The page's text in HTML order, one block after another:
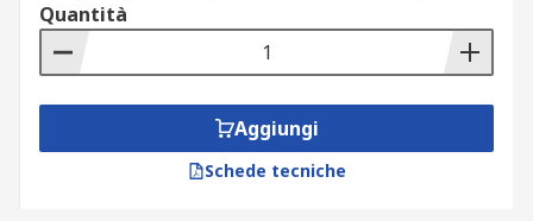
Quantità
Aggiungi
Schede tecniche